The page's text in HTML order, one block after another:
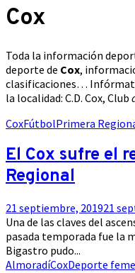
Cox
Toda la información
deporte de Cox,
clasificaciones…
la localidad: C.D. Cox, Club
CoxFútbolPrimera
El Cox sufre el
Regional
21 septiembre, 201921
Una de las claves del
pasada temporada fue la
Bigastro pudo...
AlmoradíCoxDeporte